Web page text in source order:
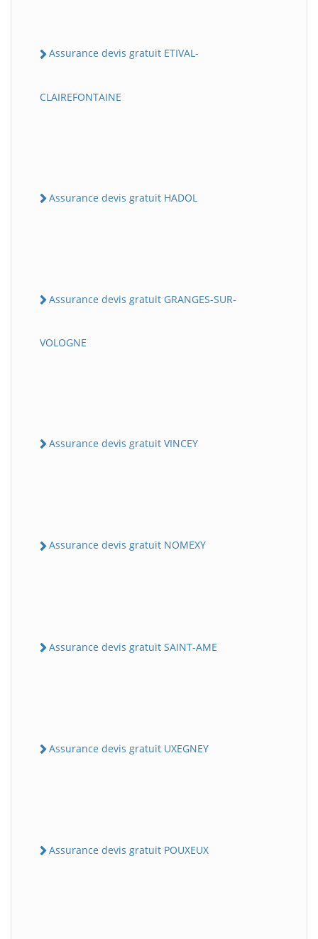
Assurance devis gratuit ETIVAL-
CLAIREFONTAINE
Assurance devis gratuit HADOL
Assurance devis gratuit GRANGES-SUR-
VOLOGNE
Assurance devis gratuit VINCEY
Assurance devis gratuit NOMEXY
Assurance devis gratuit SAINT-AME
Assurance devis gratuit UXEGNEY
Assurance devis gratuit POUXEUX